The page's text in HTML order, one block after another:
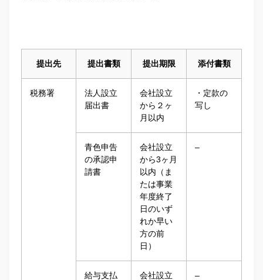
提出先 提出書類 提出期限 添付書類
税務署
法人設立
届出書
会社設立
から２ヶ
月以内
・定款の
写し
青色申告
の承認申
請書
会社設立
から3ヶ月
以内（ま
たは事業
年度終了
日のいず
れか早い
方の前
日）
–
給与支払 会社設立 –